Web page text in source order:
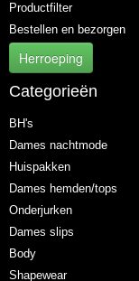
Productfilter
Bestellen en bezorgen
Herroeping
Categorieën
BH's
Dames nachtmode
Huispakken
Dames hemden/tops
Onderjurken
Dames slips
Body
Shapewear